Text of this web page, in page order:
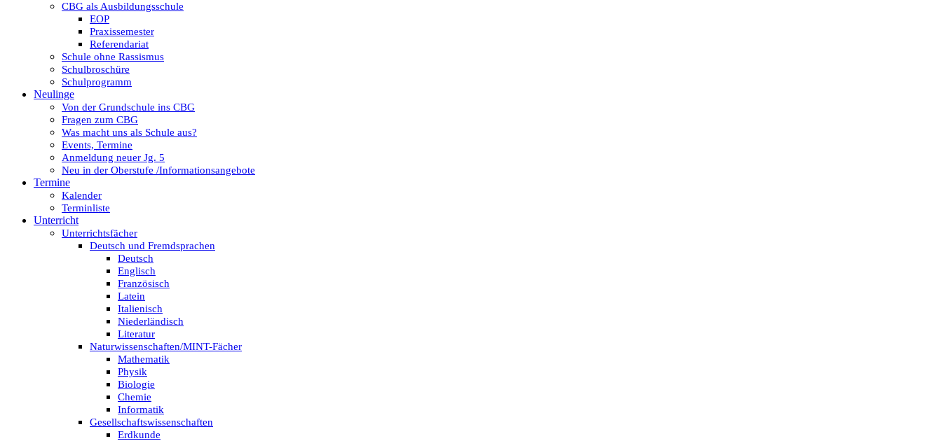
CBG als Ausbildungsschule
EOP
Praxissemester
Referendariat
Schule ohne Rassismus
Schulbroschüre
Schulprogramm
Neulinge
Von der Grundschule ins CBG
Fragen zum CBG
Was macht uns als Schule aus?
Events, Termine
Anmeldung neuer Jg. 5
Neu in der Oberstufe /Informationsangebote
Termine
Kalender
Terminliste
Unterricht
Unterrichtsfächer
Deutsch und Fremdsprachen
Deutsch
Englisch
Französisch
Latein
Italienisch
Niederländisch
Literatur
Naturwissenschaften/MINT-Fächer
Mathematik
Physik
Biologie
Chemie
Informatik
Gesellschaftswissenschaften
Erdkunde